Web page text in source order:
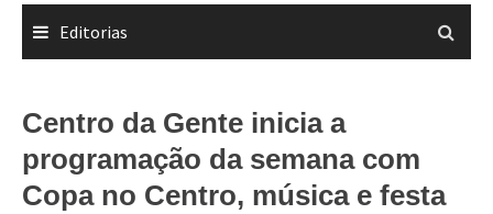
Editorias
Centro da Gente inicia a
programação da semana com
Copa no Centro, música e festa